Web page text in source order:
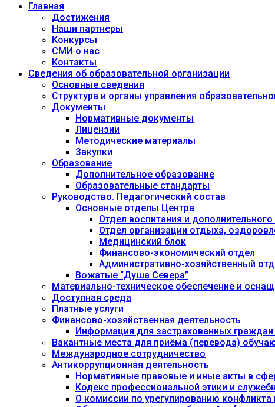
Главная
Достижения
Наши партнеры
Конкурсы
СМИ о нас
Контакты
Сведения об образовательной организации
Основные сведения
Структура и органы управления
Документы
Нормативные документы
Лицензии
Методические материалы
Закупки
Образование
Дополнительное образование
Образовательные стандарты
Руководство. Педагогический состав
Основные отделы Центра
Отдел воспитания и
Отдел организации отдыха,
Медицинский блок
Финансово-экономический отдел
Административно-хозяйственный
Вожатые “Душа Севера”
Материально-техническое обеспечение и
Доступная среда
Платные услуги
Финансово-хозяйственная деятельность
Информация для застрахованных
Вакантные места для приёма (перевода)
Международное сотрудничество
Антикоррупционная деятельность
Нормативные правовые и иные акты в
Кодекс профессиональной этики и
О комиссии по урегулированию конфликта